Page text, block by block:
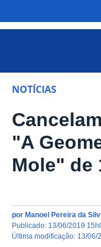
NOTÍCIAS
"A
Mole" de
por Manoel Pereira da
publicado: 13/06/2019
última modificação: 13/06/